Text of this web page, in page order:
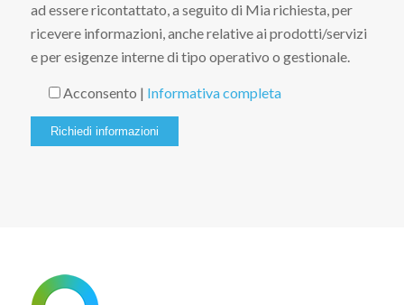
ad essere ricontattato, a seguito di Mia richiesta, per
ricevere informazioni, anche relative ai prodotti/servizi
e per esigenze interne di tipo operativo o gestionale.
Acconsento | Informativa completa